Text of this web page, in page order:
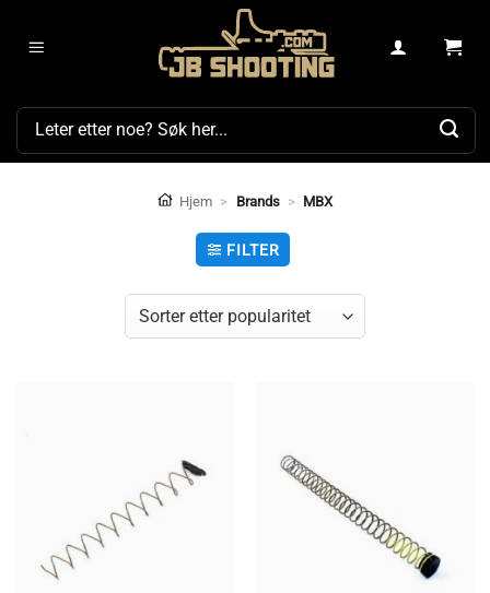
Søk
Hjem > Brands > MBX
FILTER